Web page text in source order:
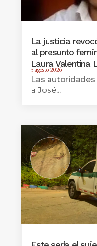
La justicia
al presunto
Laura Valentina
5 agosto, 2026
Las
a José...